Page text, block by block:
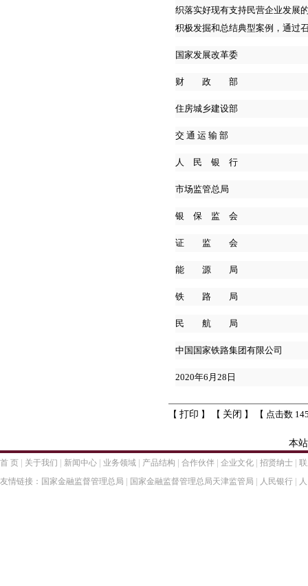
织落实好现有支持民营企业发展
积极发掘和总结典型案例，通过
国家发展改革委
财 政 部
住房城乡建设部
交 通 运 输 部
人 民 银 行
市场监管总局
银 保 监 会
证 监 会
能 源 局
铁 路 局
民 航 局
中国国家铁路集团有限公司
2020年6月28日
【 打印 】 【 关闭 】 【 点击数
本
首 页 | 关于我们 | 新闻中心 | 业务领域 | 产品结构 | 合作伙伴 | 企业文化 | 招贤纳士 |
友情链接： 国家金融监督管理总局 | 国家金融监督管理总局天津监管局 | 人民银行 |